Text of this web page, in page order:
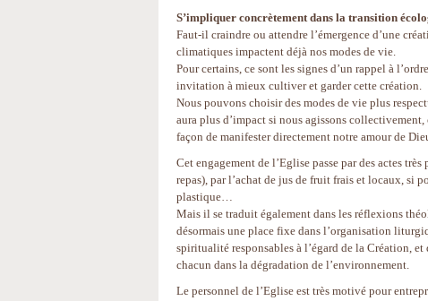
S’impliquer concrètement dans la transition
Faut-il craindre ou attendre l’émergence d’une
climatiques impactent déjà nos modes de vie.
Pour certains, ce sont les signes d’un rappel à
invitation à mieux cultiver et garder cette création.
Nous pouvons choisir des modes de vie plus
aura plus d’impact si nous agissons
façon de manifester directement notre amour de
Cet engagement de l’Eglise passe par des actes
repas), par l’achat de jus de fruit frais et locaux, si
plastique…
Mais il se traduit également dans les réflexions
désormais une place fixe dans l’organisation
spiritualité responsables à l’égard de la Création,
chacun dans la dégradation de l’environnement.
Le personnel de l’Eglise est très motivé pour